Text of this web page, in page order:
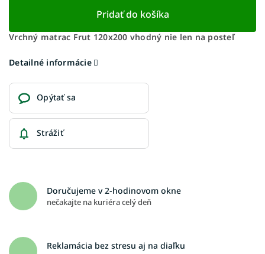
Pridať do košíka
Vrchný matrac Frut 120x200 vhodný nie len na posteľ
Detailné informácie
Opýtať sa
Strážiť
Doručujeme v 2-hodinovom okne
nečakajte na kuriéra celý deň
Reklamácia bez stresu aj na diaľku